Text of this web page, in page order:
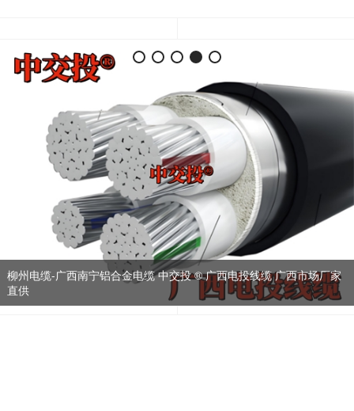
柳州电缆-广西南宁铝合金电缆 中交投 ® 广西电投线缆 广西市场厂家
直供